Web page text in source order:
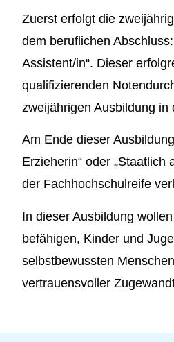
Zuerst erfolgt die
dem beruflichen
Assistent/in“. Dieser
qualifizierenden
zweijährigen Ausbildung
Am Ende dieser
Erzieherin“ oder
der Fachhochschulreife
In dieser Ausbildung
befähigen, Kinder und
selbstbewussten
vertrauensvoller